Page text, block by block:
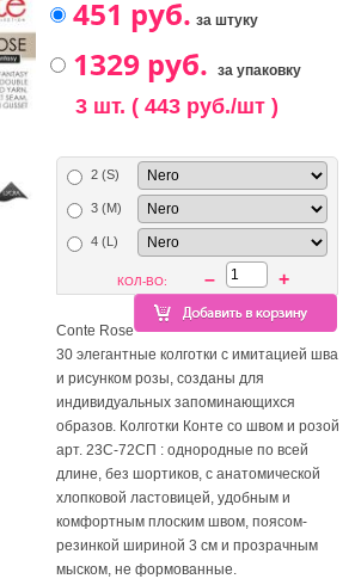
за штуку
за упаковку
3 шт. ( 443 руб./шт )
2 (S)
3 (M)
4 (L)
КОЛ-ВО: – +
Conte Rose
30 элегантные колготки с имитацией шва
и рисунком розы, созданы для
индивидуальных запоминающихся
образов. Колготки Конте со швом и розой
арт. 23С-72СП : однородные по всей
длине, без шортиков, с анатомической
хлопковой ластовицей, удобным и
комфортным плоским швом, поясом-
резинкой шириной 3 см и прозрачным
мыском, не формованные.